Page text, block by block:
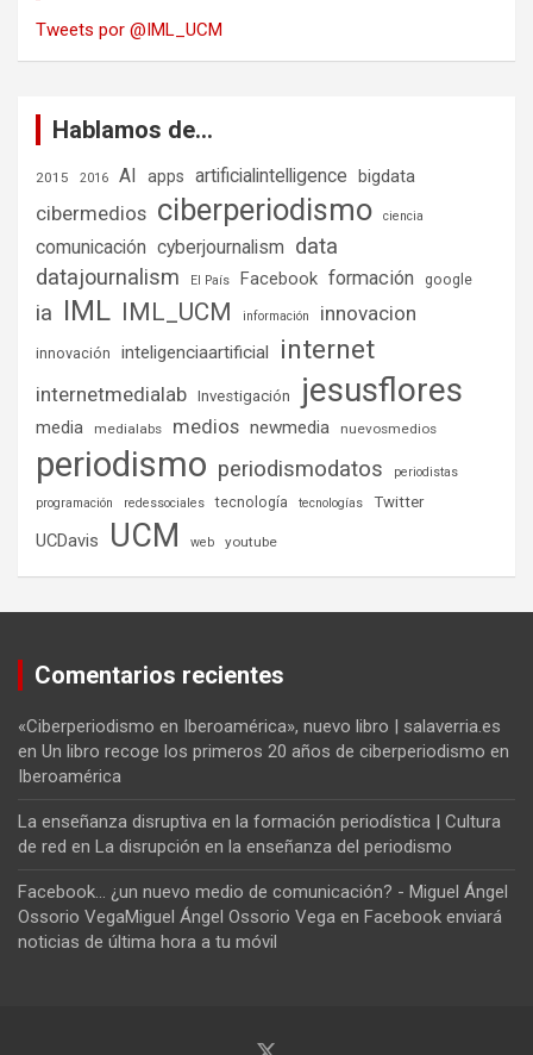
Tweets por @IML_UCM
Hablamos de…
2015 2016 AI apps artificialintelligence bigdata
cibermedios ciberperiodismo ciencia
comunicación cyberjournalism data
datajournalism El País Facebook formación google
ia IML IML_UCM información innovacion
innovación inteligenciaartificial internet
internetmedialab Investigación jesusflores
media medialabs medios newmedia nuevosmedios
periodismo periodismodatos
periodistas
programación
redessociales tecnología tecnologías Twitter
UCDavis UCM web youtube
Comentarios recientes
«Ciberperiodismo en Iberoamérica», nuevo libro | salaverria.es
en Un libro recoge los primeros 20 años de ciberperiodismo en
Iberoamérica
La enseñanza disruptiva en la formación periodística | Cultura
de red en La disrupción en la enseñanza del periodismo
Facebook... ¿un nuevo medio de comunicación? - Miguel Ángel
Ossorio VegaMiguel Ángel Ossorio Vega en Facebook enviará
noticias de última hora a tu móvil